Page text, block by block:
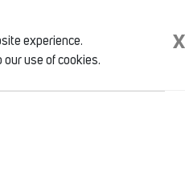
X
experience.
use of cookies.